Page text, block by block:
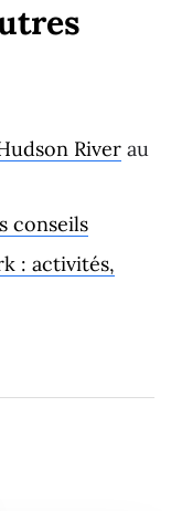
River au
conseils
: activités,